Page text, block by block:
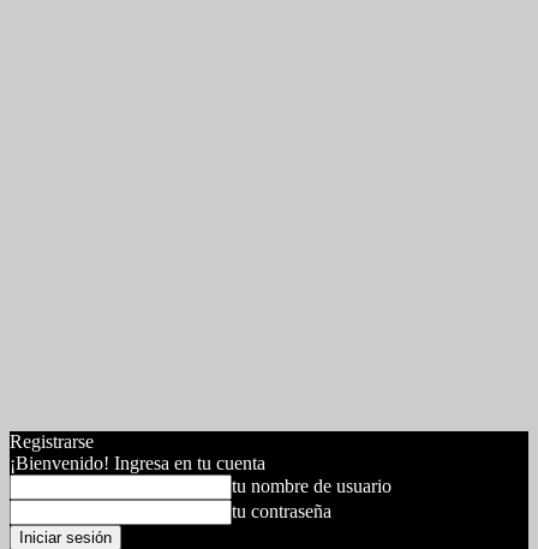
Registrarse
¡Bienvenido! Ingresa en tu cuenta
tu nombre de usuario
tu contraseña